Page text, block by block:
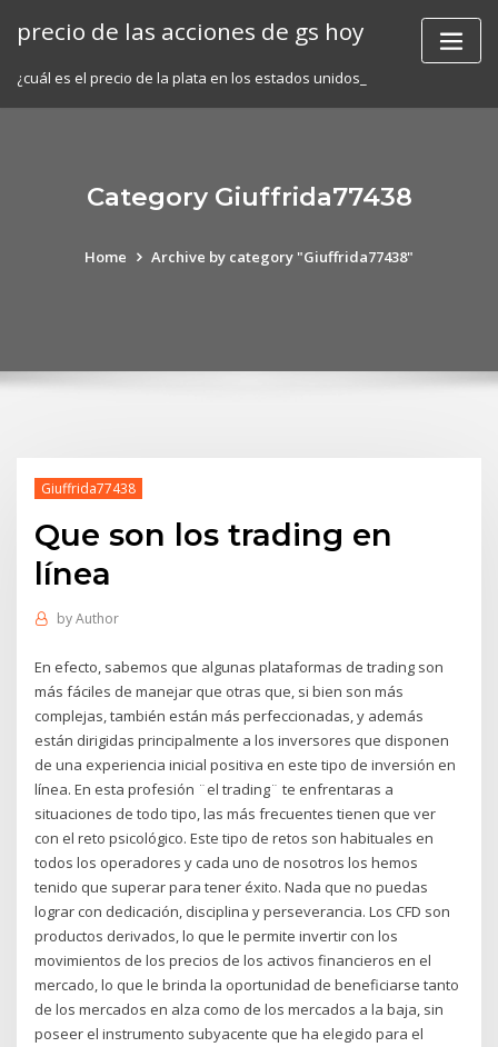
precio de las acciones de gs hoy
¿cuál es el precio de la plata en los estados unidos_
Category Giuffrida77438
Home Archive by category "Giuffrida77438"
Giuffrida77438
Que son los trading en
línea
byAuthor
En efecto, sabemos que algunas plataformas de trading son
más fáciles de manejar que otras que, si bien son más
complejas, también están más perfeccionadas, y además
están dirigidas principalmente a los inversores que disponen
de una experiencia inicial positiva en este tipo de inversión en
línea. En esta profesión ¨el trading¨ te enfrentaras a
situaciones de todo tipo, las más frecuentes tienen que ver
con el reto psicológico. Este tipo de retos son habituales en
todos los operadores y cada uno de nosotros los hemos
tenido que superar para tener éxito. Nada que no puedas
lograr con dedicación, disciplina y perseverancia. Los CFD son
productos derivados, lo que le permite invertir con los
movimientos de los precios de los activos financieros en el
mercado, lo que le brinda la oportunidad de beneficiarse tanto
de los mercados en alza como de los mercados a la baja, sin
poseer el instrumento subyacente que ha elegido para el